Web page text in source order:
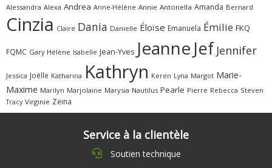
Alessandra Alexa Andrea Anne-Hélène Annie Antonella Amanda Bernard
Cinzia Claire Dania Danielle Éloïse Emanuela Émilie FKQ
FQMC Gary Hélène Isabelle Jean-Yves Jeanne Jef Jennifer
Jessica Joëlle Katharina Kathryn Keren Lyna Margot Marie-
Maxime Marilyn Marjolaine Marysia Nautilus Pearle Pierre Rebecca Steven
Tracy Virginie Zeina
Service à la clientèle
Soutien technique